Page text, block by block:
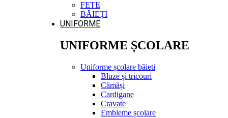
FETE
BĂIEȚI
UNIFORME
UNIFORME ȘCOLARE
Uniforme școlare băieti
Bluze și tricouri
Cămăși
Cardigane
Cravate
Embleme școlare